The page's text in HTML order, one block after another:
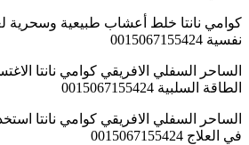
كوامي نانتا خلط أعشاب طبيعية وسحرية
نفسية 0015067155424
الساحر السفلي الافريقي كوامي نانتا
الطاقة السلبية 0015067155424
الساحر السفلي الافريقي كوامي نانتا
في العلاج 0015067155424